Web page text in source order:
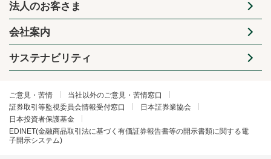
法人のお客さま
会社案内
サステナビリティ
ご意見・苦情
当社以外のご意見・苦情窓口
証券取引等監視委員会情報受付窓口
日本証券業協会
日本投資者保護基金
EDINET(金融商品取引法に基づく有価証券報告書等の開示書類に関する電
子開示システム)